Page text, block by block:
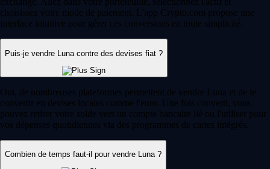
choisissez votre mode de paiement. L'app Crypto.com propose une
interface intuitive pour gérer ces conversions en toute simplicité.
Puis-je vendre Luna contre des devises fiat ?
Oui, de nombreuses plateformes permettent de vendre Luna et de le
convertir en devises locales comme l'euro. Une fois converti, vous
pouvez retirer votre solde vers un compte bancaire lié ou l'utiliser pour
vos dépenses quotidiennes via des programmes de cartes intégrés.
Combien de temps faut-il pour vendre Luna ?